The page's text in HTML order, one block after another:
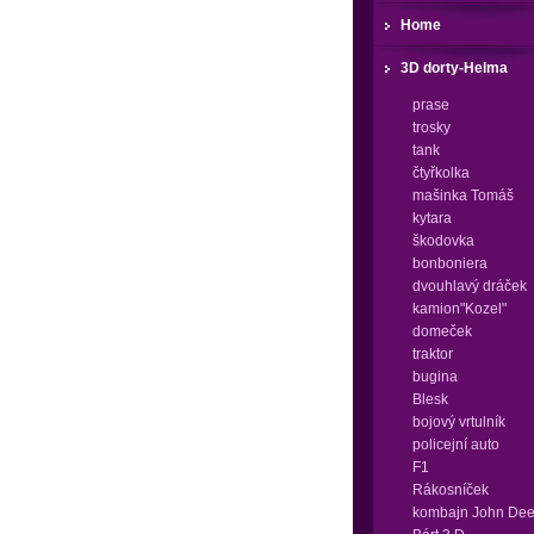
Home
3D dorty-Helma
prase
trosky
tank
čtyřkolka
mašinka Tomáš
kytara
škodovka
bonboniera
dvouhlavý dráček
kamion"Kozel"
domeček
traktor
bugina
Blesk
bojový vrtulník
policejní auto
F1
Rákosníček
kombajn John